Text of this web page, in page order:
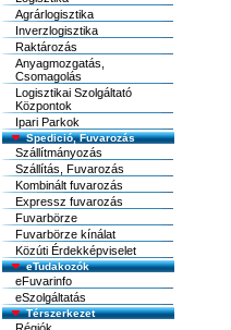
Agrárlogisztika
Inverzlogisztika
Raktározás
Anyagmozgatás,
Csomagolás
Logisztikai Szolgáltató
Központok
Ipari Parkok
Spedició, Fuvarozás
Szállítmányozás
Szállítás, Fuvarozás
Kombinált fuvarozás
Expressz fuvarozás
Fuvarbörze
Fuvarbörze kínálat
Közúti Érdekképviselet
eTudakozók
eFuvarinfo
eSzolgáltatás
Térszerkezet